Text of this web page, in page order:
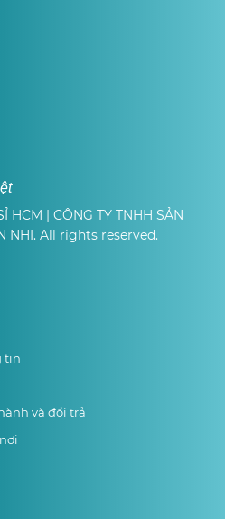
HCM | CÔNG TY TNHH SẢN
NHI. All rights reserved.
tin
và đổi trả